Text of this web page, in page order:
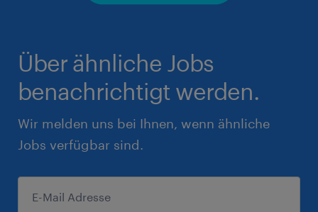
Über ähnliche Jobs
benachrichtigt werden.
Wir melden uns bei Ihnen, wenn ähnliche
Jobs verfügbar sind.